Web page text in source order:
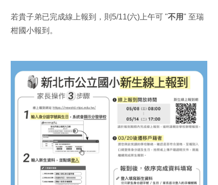
若貴子弟已完成線上報到，則5/11(六)上午可 "不用" 至瑞
柑國小報到。